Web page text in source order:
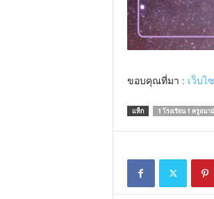
ขอบคุณที่มา : เว็บไ
แท็ก 1 โรงเรียน 1 ครูอนา